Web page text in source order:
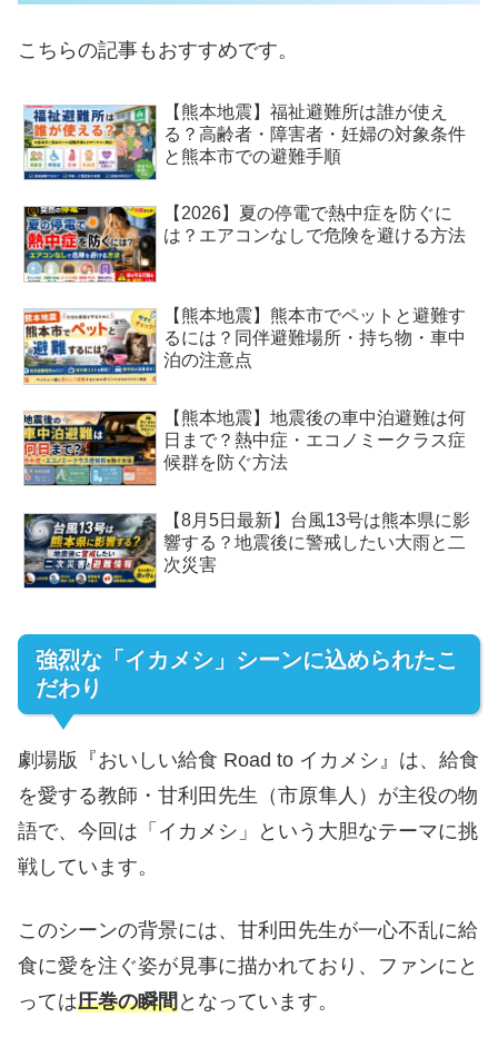
こちらの記事もおすすめです。
【熊本地震】福祉避難所は誰が使え
る？高齢者・障害者・妊婦の対象条件
と熊本市での避難手順
【2026】夏の停電で熱中症を防ぐに
は？エアコンなしで危険を避ける方法
【熊本地震】熊本市でペットと避難す
るには？同伴避難場所・持ち物・車中
泊の注意点
【熊本地震】地震後の車中泊避難は何
日まで？熱中症・エコノミークラス症
候群を防ぐ方法
【8月5日最新】台風13号は熊本県に影
響する？地震後に警戒したい大雨と二
次災害
強烈な「イカメシ」シーンに込められたこ
だわり
劇場版『おいしい給食 Road to イカメシ』は、給食
を愛する教師・甘利田先生（市原隼人）が主役の物
語で、今回は「イカメシ」という大胆なテーマに挑
戦しています。
このシーンの背景には、甘利田先生が一心不乱に給
食に愛を注ぐ姿が見事に描かれており、ファンにと
っては圧巻の瞬間となっています。